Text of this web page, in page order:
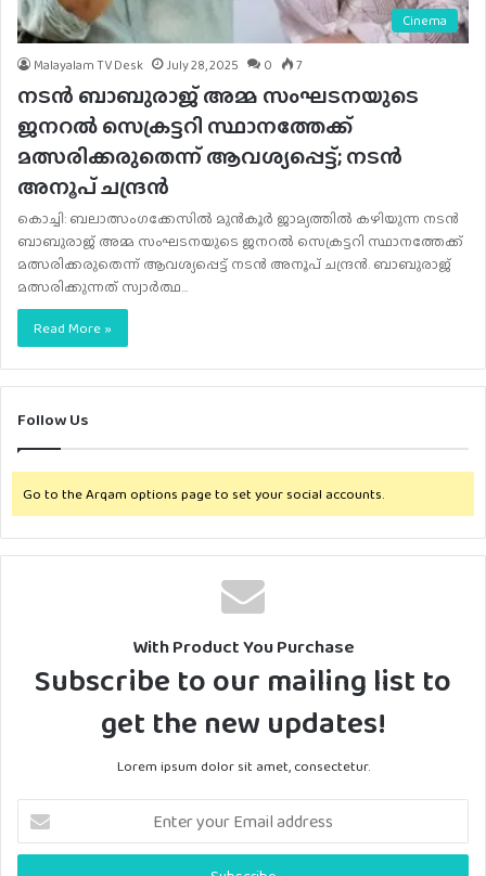
Cinema
Malayalam TV Desk July 28, 2025 0 7
നടൻ ബാബുരാജ് അമ്മ സംഘടനയുടെ
ജനറൽ സെക്രട്ടറി സ്ഥാനത്തേക്ക്
മത്സരിക്കരുതെന്ന് ആവശ്യപ്പെട്ട്; നടൻ
അനൂപ് ചന്ദ്രൻ
കൊച്ചി: ബലാത്സംഗക്കേസിൽ മുൻകൂർ ജാമ്യത്തിൽ കഴിയുന്ന നടൻ
ബാബുരാജ് അമ്മ സംഘടനയുടെ ജനറൽ സെക്രട്ടറി സ്ഥാനത്തേക്ക്
മത്സരിക്കരുതെന്ന് ആവശ്യപ്പെട്ട് നടൻ അനൂപ് ചന്ദ്രൻ. ബാബുരാജ്
മത്സരിക്കുന്നത് സ്വാർത്ഥ…
Read More »
Follow Us
Go to the Arqam options page to set your social accounts.
With Product You Purchase
Subscribe to our mailing list to
get the new updates!
Lorem ipsum dolor sit amet, consectetur.
t